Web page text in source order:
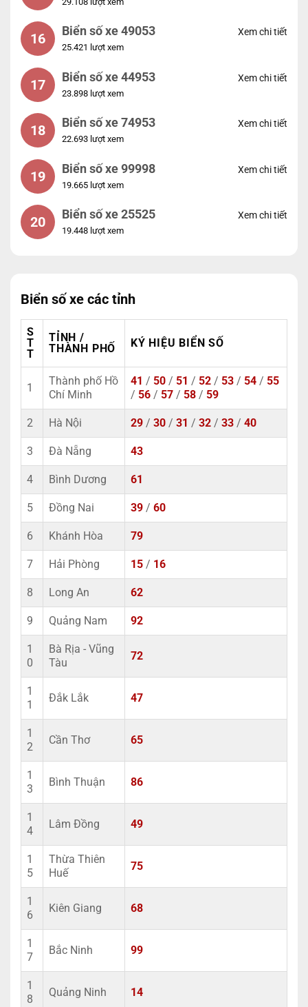
16 Biển số xe 49053
25.421 lượt xem
Xem chi tiết
17 Biển số xe 44953
23.898 lượt xem
Xem chi tiết
18 Biển số xe 74953
22.693 lượt xem
Xem chi tiết
19 Biển số xe 99998
19.665 lượt xem
Xem chi tiết
20 Biển số xe 25525
19.448 lượt xem
Xem chi tiết
Biển số xe các tỉnh
S
T
T
TỈNH /
THÀNH PHỐ
KÝ HIỆU BIỂN SỐ
1
Thành phố Hồ
Chí Minh
41 / 50 / 51 / 52 / 53 / 54 / 55
/ 56 / 57 / 58 / 59
2 Hà Nội 29 / 30 / 31 / 32 / 33 / 40
3 Đà Nẵng 43
4 Bình Dương 61
5 Đồng Nai 39 / 60
6 Khánh Hòa 79
7 Hải Phòng 15 / 16
8 Long An 62
9 Quảng Nam 92
1
0
Bà Rịa - Vũng
Tàu
72
1
1
Đắk Lắk 47
1
2
Cần Thơ 65
1
3
Bình Thuận 86
1
4
Lâm Đồng 49
1
5
Thừa Thiên
Huế
75
1
6
Kiên Giang 68
1
7
Bắc Ninh 99
1
8
Quảng Ninh 14